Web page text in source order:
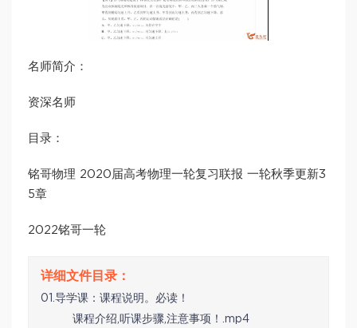
名师简介：
资深名师
目录：
铭哥物理 2020届高考物理一轮复习联报 一轮秋季更新3
5章
2022铭哥一轮
01.导学课：课程说明。必读！
课程介绍,听课步骤,注意事项！.mp4